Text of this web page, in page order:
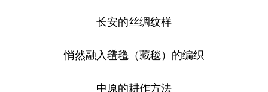
长安的丝绸纹样
悄然融入氆氇（藏毯）的编织
中原的耕作方法